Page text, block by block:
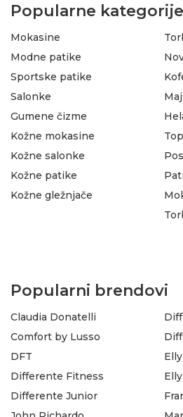
Popularne kategorije
Mokasine
Modne patike
Sportske patike
Salonke
Gumene čizme
Kožne mokasine
Kožne salonke
Kožne patike
Kožne gležnjače
Popularni brendovi
Claudia Donatelli
Comfort by Lusso
DFT
Differente Fitness
Differente Junior